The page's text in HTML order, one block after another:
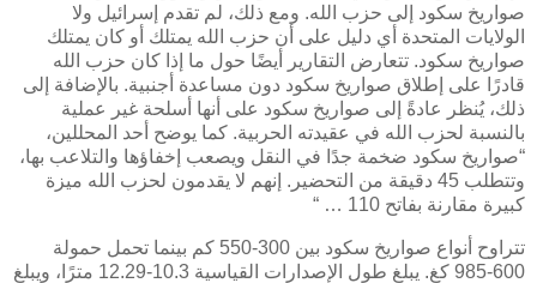
صواريخ سكود إلى حزب الله. ومع ذلك، لم تقدم إسرائيل ولا
الولايات المتحدة أي دليل على أن حزب الله يمتلك أو كان يمتلك
صواريخ سكود. تتعارض التقارير أيضًا حول ما إذا كان حزب الله
قادرًا على إطلاق صواريخ سكود دون مساعدة أجنبية. بالإضافة إلى
ذلك، يُنظر عادةً إلى صواريخ سكود على أنها أسلحة غير عملية
بالنسبة لحزب الله في عقيدته الحربية. كما يوضح أحد المحللين،
“صواريخ سكود ضخمة جدًا في النقل ويصعب إخفاؤها والتلاعب بها،
وتتطلب 45 دقيقة من التحضير. إنهم لا يقدمون لحزب الله ميزة
كبيرة مقارنة بفاتح 110 … “
تتراوح أنواع صواريخ سكود بين 300-550 كم بينما تحمل حمولة
600-985 كغ. يبلغ طول الإصدارات القياسية 10.3-12.29 مترًا، ويبلغ